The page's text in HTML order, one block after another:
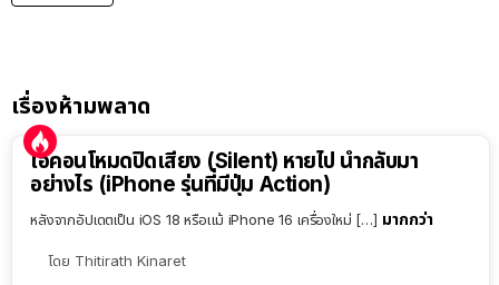
เรื่องห้ามพลาด
ไอคอนโหมดปิดเสียง (Silent) หายไป นำกลับมา
อย่างไร (iPhone รุ่นที่มีปุ่ม Action)
หลังจากอัปเดตเป็น iOS 18 หรือแม้ iPhone 16 เครื่องใหม่ […] มากกว่า
โดย Thitirath Kinaret